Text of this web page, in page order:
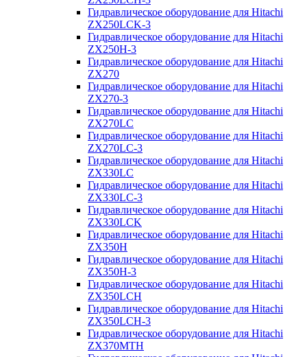
Гидравлическое оборудование для Hitachi
ZX250LCK-3
Гидравлическое оборудование для Hitachi
ZX250Н-3
Гидравлическое оборудование для Hitachi
ZX270
Гидравлическое оборудование для Hitachi
ZX270-3
Гидравлическое оборудование для Hitachi
ZX270LC
Гидравлическое оборудование для Hitachi
ZX270LC-3
Гидравлическое оборудование для Hitachi
ZX330LC
Гидравлическое оборудование для Hitachi
ZX330LC-3
Гидравлическое оборудование для Hitachi
ZX330LCK
Гидравлическое оборудование для Hitachi
ZX350H
Гидравлическое оборудование для Hitachi
ZX350H-3
Гидравлическое оборудование для Hitachi
ZX350LCH
Гидравлическое оборудование для Hitachi
ZX350LCH-3
Гидравлическое оборудование для Hitachi
ZX370MTH